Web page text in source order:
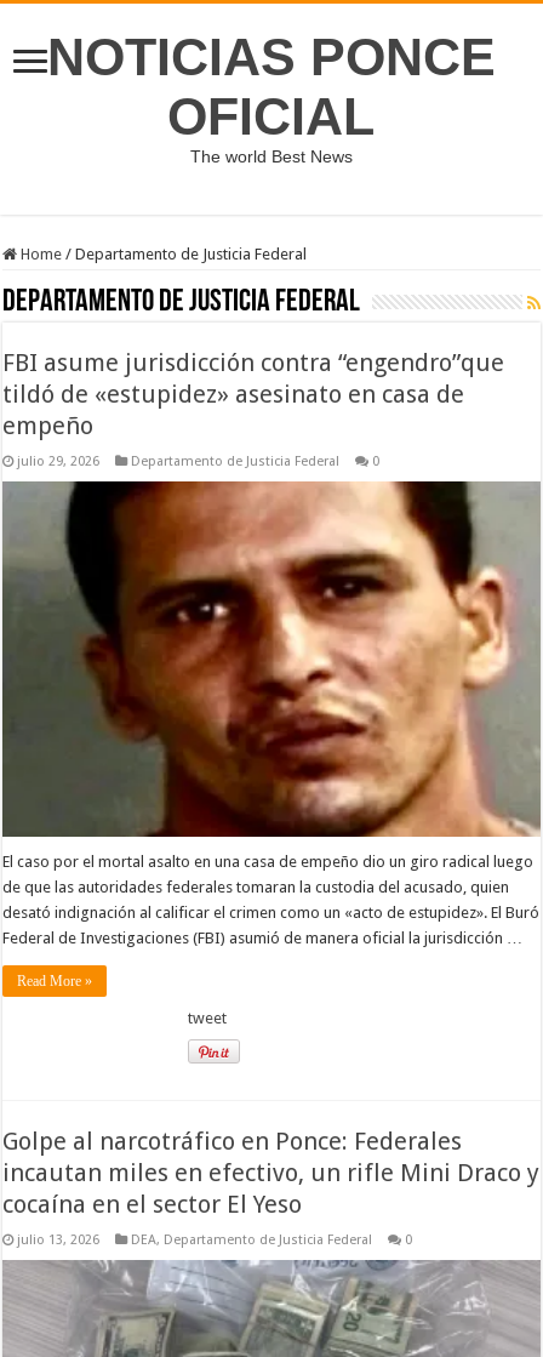
NOTICIAS PONCE
OFICIAL
The world Best News
Home / Departamento de Justicia Federal
Departamento de Justicia Federal
FBI asume jurisdicción contra “engendro”que
tildó de «estupidez» asesinato en casa de
empeño
julio 29, 2026 Departamento de Justicia Federal 0
El caso por el mortal asalto en una casa de empeño dio un giro radical luego
de que las autoridades federales tomaran la custodia del acusado, quien
desató indignación al calificar el crimen como un «acto de estupidez». El Buró
Federal de Investigaciones (FBI) asumió de manera oficial la jurisdicción …
Read More »
tweet
Golpe al narcotráfico en Ponce: Federales
incautan miles en efectivo, un rifle Mini Draco y
cocaína en el sector El Yeso
julio 13, 2026 DEA, Departamento de Justicia Federal 0